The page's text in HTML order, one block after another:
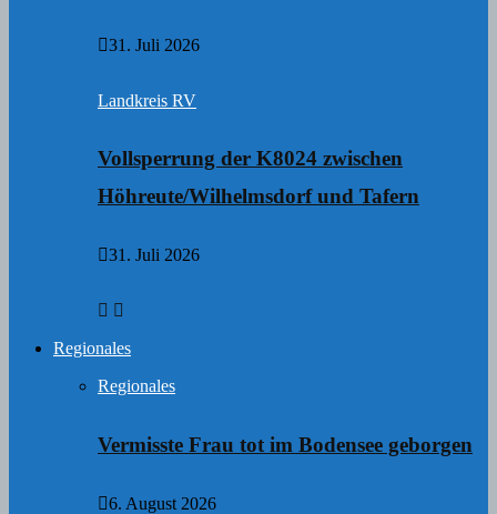
31. Juli 2026
Landkreis RV
Vollsperrung der K8024 zwischen
Höhreute/Wilhelmsdorf und Tafern
31. Juli 2026
Regionales
Regionales
Vermisste Frau tot im Bodensee geborgen
6. August 2026